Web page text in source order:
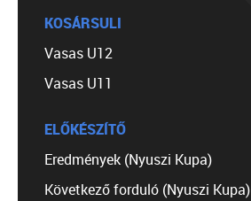
KOSÁRSULI
Vasas U12
Vasas U11
ELŐKÉSZÍTŐ
Eredmények (Nyuszi Kupa)
Következő forduló (Nyuszi Kupa)